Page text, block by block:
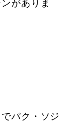
がありま
パク・ソジ